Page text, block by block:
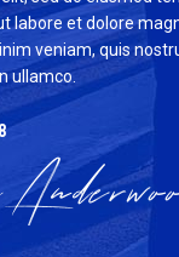
labore et dolore
veniam, quis
ullamco.